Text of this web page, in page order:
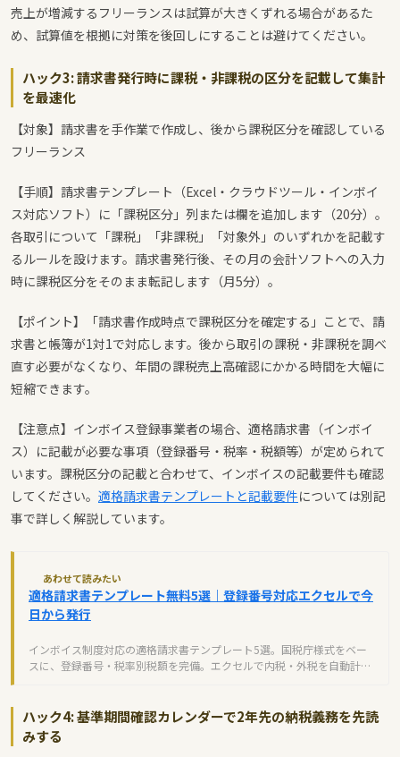
売上が増減するフリーランスは試算が大きくずれる場合があるた
め、試算値を根拠に対策を後回しにすることは避けてください。
ハック3: 請求書発行時に課税・非課税の区分を記載して集計
を最速化
【対象】請求書を手作業で作成し、後から課税区分を確認している
フリーランス
【手順】請求書テンプレート（Excel・クラウドツール・インボイ
ス対応ソフト）に「課税区分」列または欄を追加します（20分）。
各取引について「課税」「非課税」「対象外」のいずれかを記載す
るルールを設けます。請求書発行後、その月の会計ソフトへの入力
時に課税区分をそのまま転記します（月5分）。
【ポイント】「請求書作成時点で課税区分を確定する」ことで、請
求書と帳簿が1対1で対応します。後から取引の課税・非課税を調べ
直す必要がなくなり、年間の課税売上高確認にかかる時間を大幅に
短縮できます。
【注意点】インボイス登録事業者の場合、適格請求書（インボイ
ス）に記載が必要な事項（登録番号・税率・税額等）が定められて
います。課税区分の記載と合わせて、インボイスの記載要件も確認
してください。 適格請求書テンプレートと記載要件については別記
事で詳しく解説しています。
あわせて読みたい
適格請求書テンプレート無料5選｜登録番号対応エクセルで今
日から発行
インボイス制度対応の適格請求書テンプレート5選。国税庁様式をベー
スに、登録番号・税率別税額を完備。エクセルで内税・外税を自動計算
ハック4: 基準期間確認カレンダーで2年先の納税義務を先読
みする